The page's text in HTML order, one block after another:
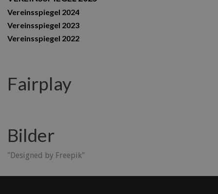
Vereinsspiegel 2024
Vereinsspiegel 2023
Vereinsspiegel 2022
Fairplay
Bilder
"Designed by Freepik"